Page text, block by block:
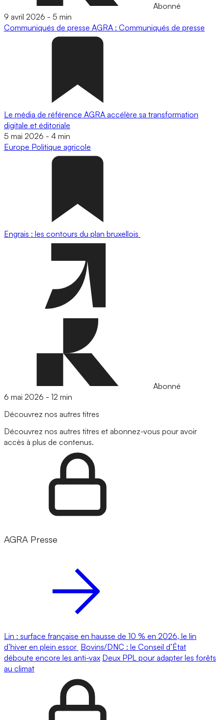
Abonné
9 avril 2026 - 5 min
Communiqués de presse AGRA : Communiqués de presse
Le média de référence AGRA accélère sa transformation
digitale et éditoriale
5 mai 2026 - 4 min
Europe Politique agricole
Engrais : les contours du plan bruxellois
Abonné
6 mai 2026 - 12 min
Découvrez nos autres titres
Découvrez nos autres titres et abonnez-vous pour avoir
accès à plus de contenus.
AGRA Presse
Lin : surface française en hausse de 10 % en 2026, le lin
d’hiver en plein essor Bovins/DNC : le Conseil d’État
déboute encore les anti-vax Deux PPL pour adapter les forêts
au climat